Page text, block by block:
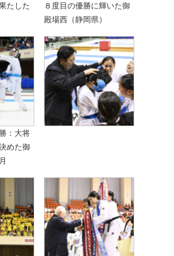
たした
８度目の優勝に輝いた御
殿場西（静岡県）
：大将
めた御